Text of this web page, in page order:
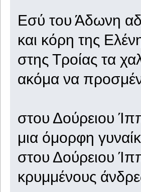
Εσύ του Άδωνη
και κόρη της
στης Τροίας τα
ακόμα να
στου Δούρειου
μια όμορφη
στου Δούρειου
κρυμμένους